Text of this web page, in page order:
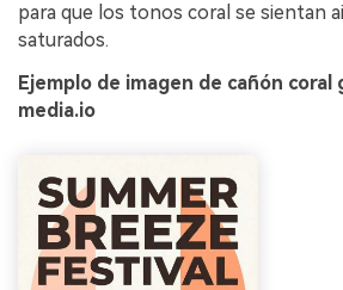
para que los tonos coral se sientan
saturados.
Ejemplo de imagen de cañón coral
media.io